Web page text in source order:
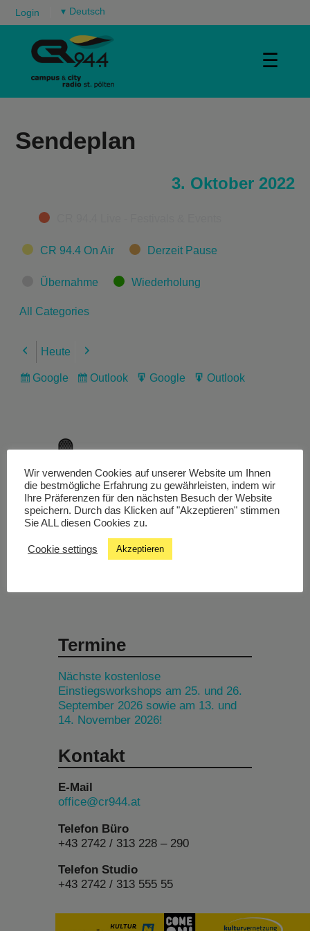
Login ▾
☰
Sendeplan
3. Oktober 2022
Categories
CR 94.4 On Air Derzeit Pause
Übernahme Wiederholung
All Categories
Previous
Heute Next
Subscribe
Google
Subscribe
Outlook
Export
Google
Export
Outlook
Livestream
Studiochat
Termine
Nächste kostenlose
Einstiegsworkshops am 25. und 26.
September 2026 sowie am 13. und
14. November 2026!
Kontakt
E-Mail
office@cr944.at
Telefon Büro
+43 2742 / 313 228 – 290
Telefon Studio
+43 2742 / 313 555 55
Wir verwenden Cookies auf unserer Website um Ihnen
die bestmögliche Erfahrung zu gewährleisten, indem wir
Ihre Präferenzen für den nächsten Besuch der Website
speichern. Durch das Klicken auf "Akzeptieren" stimmen
Sie ALL diesen Cookies zu.
Cookie settings Akzeptieren